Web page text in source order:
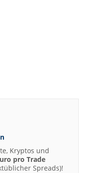
Kryptos und
pro Trade
Spreads)!